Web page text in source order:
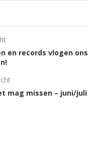
en records vlogen ons
mag missen – juni/juli